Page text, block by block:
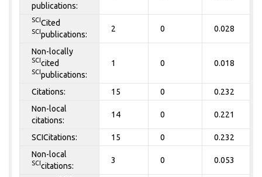
publications:
SCI Cited
SCI publications:
2 0 0.028
Non-locally
SCI cited
SCI publications:
1 0 0.018
Citations: 15 0 0.232
Non-local
citations:
14 0 0.221
SCICitations: 15 0 0.232
Non-local
SCI citations:
3 0 0.053